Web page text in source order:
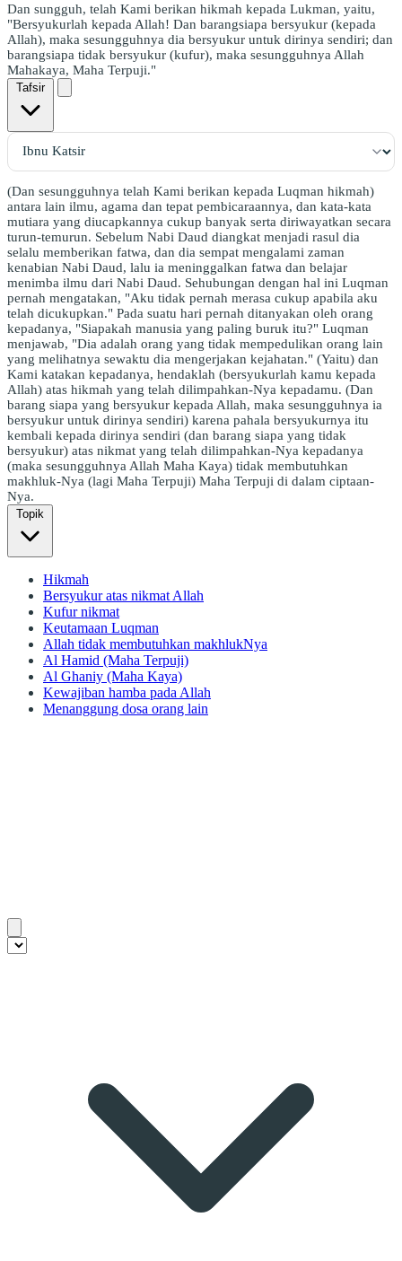
Dan sungguh, telah Kami berikan hikmah kepada Lukman, yaitu,
"Bersyukurlah kepada Allah! Dan barangsiapa bersyukur (kepada
Allah), maka sesungguhnya dia bersyukur untuk dirinya sendiri; dan
barangsiapa tidak bersyukur (kufur), maka sesungguhnya Allah
Mahakaya, Maha Terpuji."
Tafsir
(Dan sesungguhnya telah Kami berikan kepada Luqman hikmah)
antara lain ilmu, agama dan tepat pembicaraannya, dan kata-kata
mutiara yang diucapkannya cukup banyak serta diriwayatkan secara
turun-temurun. Sebelum Nabi Daud diangkat menjadi rasul dia
selalu memberikan fatwa, dan dia sempat mengalami zaman
kenabian Nabi Daud, lalu ia meninggalkan fatwa dan belajar
menimba ilmu dari Nabi Daud. Sehubungan dengan hal ini Luqman
pernah mengatakan, "Aku tidak pernah merasa cukup apabila aku
telah dicukupkan." Pada suatu hari pernah ditanyakan oleh orang
kepadanya, "Siapakah manusia yang paling buruk itu?" Luqman
menjawab, "Dia adalah orang yang tidak mempedulikan orang lain
yang melihatnya sewaktu dia mengerjakan kejahatan." (Yaitu) dan
Kami katakan kepadanya, hendaklah (bersyukurlah kamu kepada
Allah) atas hikmah yang telah dilimpahkan-Nya kepadamu. (Dan
barang siapa yang bersyukur kepada Allah, maka sesungguhnya ia
bersyukur untuk dirinya sendiri) karena pahala bersyukurnya itu
kembali kepada dirinya sendiri (dan barang siapa yang tidak
bersyukur) atas nikmat yang telah dilimpahkan-Nya kepadanya
(maka sesungguhnya Allah Maha Kaya) tidak membutuhkan
makhluk-Nya (lagi Maha Terpuji) Maha Terpuji di dalam ciptaan-
Nya.
Topik
Hikmah
Bersyukur atas nikmat Allah
Kufur nikmat
Keutamaan Luqman
Allah tidak membutuhkan makhlukNya
Al Hamid (Maha Terpuji)
Al Ghaniy (Maha Kaya)
Kewajiban hamba pada Allah
Menanggung dosa orang lain